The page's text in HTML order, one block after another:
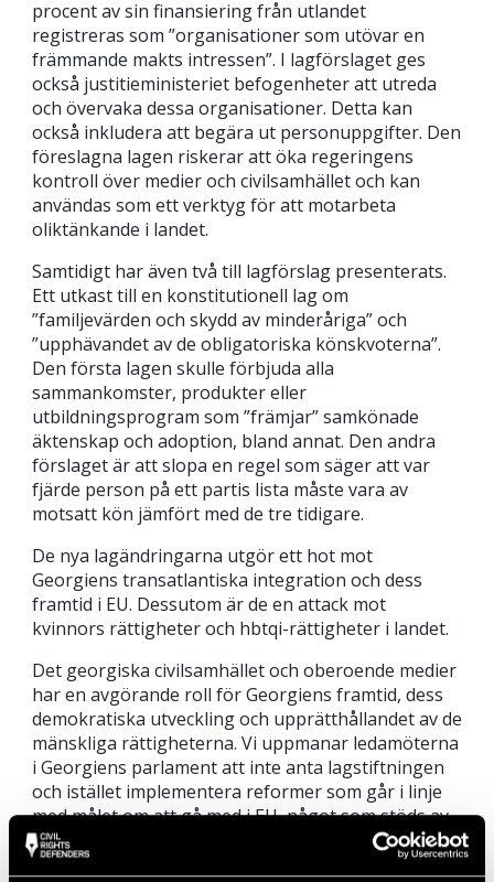
procent av sin finansiering från utlandet
registreras som ”organisationer som utövar en
främmande makts intressen”. I lagförslaget ges
också justitieministeriet befogenheter att utreda
och övervaka dessa organisationer. Detta kan
också inkludera att begära ut personuppgifter. Den
föreslagna lagen riskerar att öka regeringens
kontroll över medier och civilsamhället och kan
användas som ett verktyg för att motarbeta
oliktänkande i landet.
Samtidigt har även två till lagförslag presenterats.
Ett utkast till en konstitutionell lag om
”familjevärden och skydd av minderåriga” och
”upphävandet av de obligatoriska könskvoterna”.
Den första lagen skulle förbjuda alla
sammankomster, produkter eller
utbildningsprogram som ”främjar” samkönade
äktenskap och adoption, bland annat. Den andra
förslaget är att slopa en regel som säger att var
fjärde person på ett partis lista måste vara av
motsatt kön jämfört med de tre tidigare.
De nya lagändringarna utgör ett hot mot
Georgiens transatlantiska integration och dess
framtid i EU. Dessutom är de en attack mot
kvinnors rättigheter och hbtqi-rättigheter i landet.
Det georgiska civilsamhället och oberoende medier
har en avgörande roll för Georgiens framtid, dess
demokratiska utveckling och upprätthållandet av de
mänskliga rättigheterna. Vi uppmanar ledamöterna
i Georgiens parlament att inte anta lagstiftningen
och istället implementera reformer som går i linje
med målet om att gå med i EU, något som stöds av
majoriteten av Georgiens medborgare. De politiska
ledarna måste upprätthålla Georgiens